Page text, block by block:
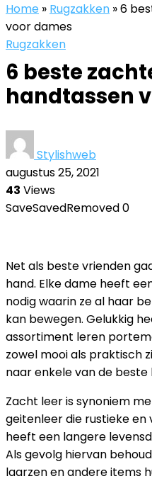
Home » Rugzakken »6
voor dames
Rugzakken
6 beste
handtassen
Stylishweb
augustus 25, 2021
43 Views
SaveSavedRemoved0
Net als beste vrienden
hand. Elke dame heeft
nodig waarin ze al haar
kan bewegen. Gelukkig
assortiment leren
zowel mooi als praktisch
naar enkele van de
Zacht leer is synoniem
geitenleer die rustieke en
heeft een langere
Als gevolg hiervan
laarzen en andere items